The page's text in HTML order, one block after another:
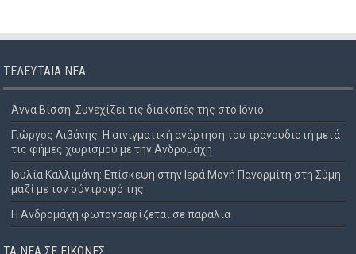
ΤΕΛΕΥΤΑΊΑ ΝΈΑ
Άννα Βίσση: Συνεχίζει τις διακοπές της στο Ιόνιο
Γιώργος Λιβάνης: Η αινιγματική ανάρτηση του τραγουδιστή μετά
τις φήμες χωρισμού με την Ανδρομάχη
Ιουλία Καλλιμάνη: Επίσκεψη στην Ιερά Μονή Πανορμίτη στη Σύμη
μαζί με τον σύντροφό της
Η Ανδρομάχη φωτογραφίζεται σε παραλία